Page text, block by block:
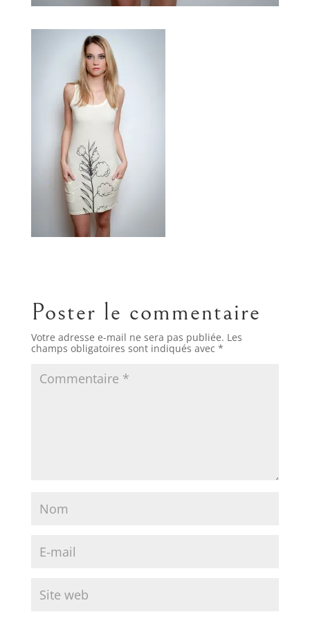
Poster le commentaire
Votre adresse e-mail ne sera pas publiée. Les
champs obligatoires sont indiqués avec *